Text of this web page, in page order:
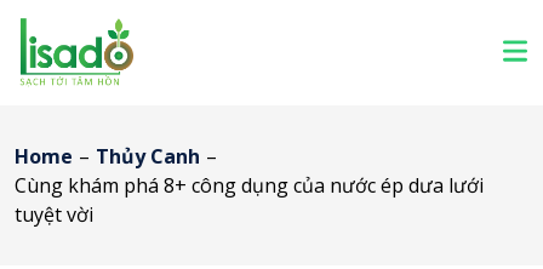
Home – Thủy Canh –
Cùng khám phá 8+ công dụng của nước ép dưa lưới
tuyệt vời